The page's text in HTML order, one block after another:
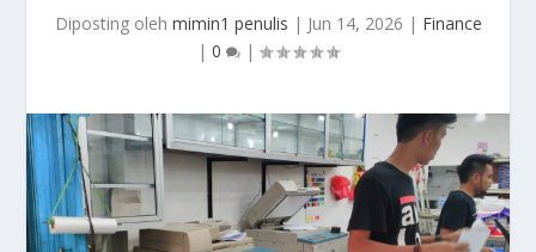
Diposting oleh mimin1 penulis | Jun 14, 2026 | Finance
| 0 |